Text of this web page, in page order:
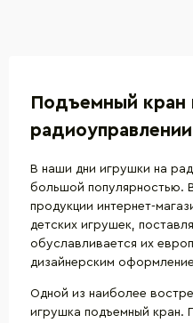
Подъемный кран
радиоуправлении
В наши дни игрушки на
большой популярностью.
продукции интернет-
детских игрушек,
обуславливается их
дизайнерским
Одной из наиболее
игрушка подъемный кран.